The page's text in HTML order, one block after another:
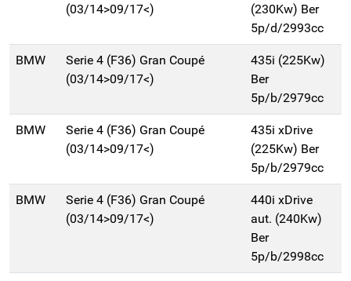
(03/14>09/17<)
(230Kw) Ber
5p/d/2993cc
BMW
Serie 4 (F36) Gran Coupé
(03/14>09/17<)
435i (225Kw)
Ber
5p/b/2979cc
BMW
Serie 4 (F36) Gran Coupé
(03/14>09/17<)
435i xDrive
(225Kw) Ber
5p/b/2979cc
BMW
Serie 4 (F36) Gran Coupé
(03/14>09/17<)
440i xDrive
aut. (240Kw)
Ber
5p/b/2998cc